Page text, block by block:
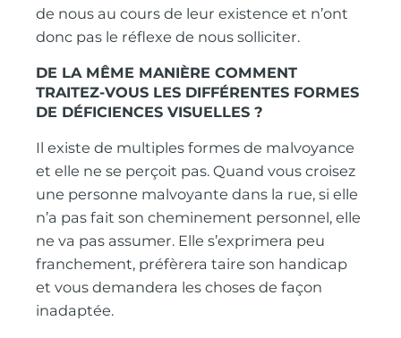
de nous au cours de leur existence et n’ont
donc pas le réflexe de nous solliciter.
DE LA MÊME MANIÈRE COMMENT
TRAITEZ-VOUS LES DIFFÉRENTES FORMES
DE DÉFICIENCES VISUELLES ?
Il existe de multiples formes de malvoyance
et elle ne se perçoit pas. Quand vous croisez
une personne malvoyante dans la rue, si elle
n’a pas fait son cheminement personnel, elle
ne va pas assumer. Elle s’exprimera peu
franchement, préfèrera taire son handicap
et vous demandera les choses de façon
inadaptée.